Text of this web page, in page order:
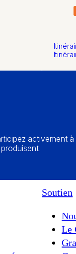
activement à
Soutien
Le